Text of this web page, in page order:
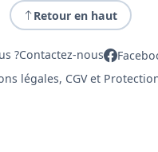
Retour en haut
?Contactez-nous
légales, CGV et